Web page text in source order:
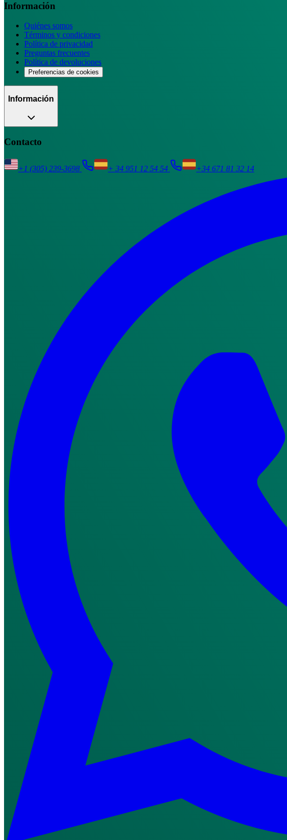
Información
Quiénes somos
Términos y condiciones
Política de privacidad
Preguntas frecuentes
Política de devoluciones
Preferencias de cookies
Información
Contacto
+1 (305) 239-3698 + 34 951 12 54 54 +34 671 81 32 14